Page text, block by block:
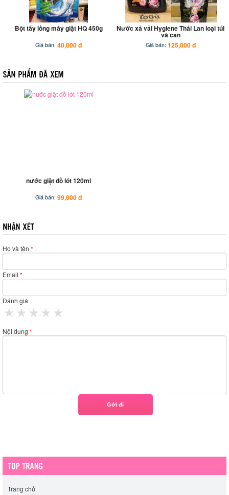
Bột tẩy lồng máy giặt HQ 450g
Giá bán: 40,000 đ
Nước xả vải Hygiene Thái Lan loại túi
và can
Giá bán: 125,000 đ
nước giặt đồ lót 120ml
Giá bán: 99,000 đ
Họ và tên *
Email *
Đánh giá
4 stars
3 stars
2 stars
1 star
Nội dung *
Trang chủ